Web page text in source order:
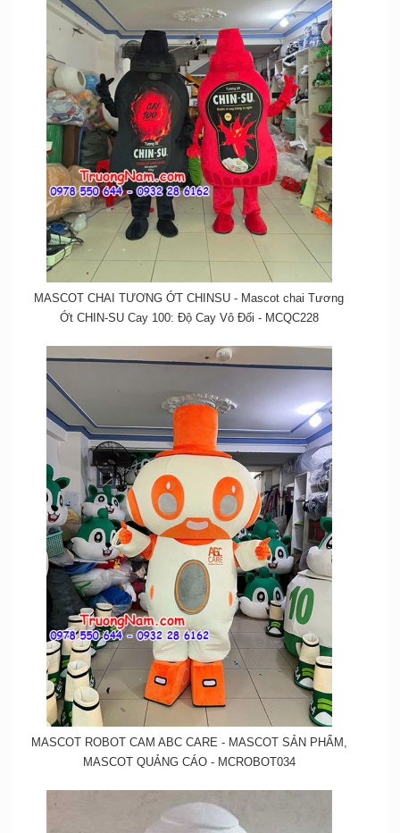
MASCOT CHAI TƯƠNG ỚT CHINSU - Mascot chai Tương
Ớt CHIN-SU Cay 100: Độ Cay Vô Đối - MCQC228
MASCOT ROBOT CAM ABC CARE - MASCOT SẢN PHẨM,
MASCOT QUẢNG CÁO - MCROBOT034